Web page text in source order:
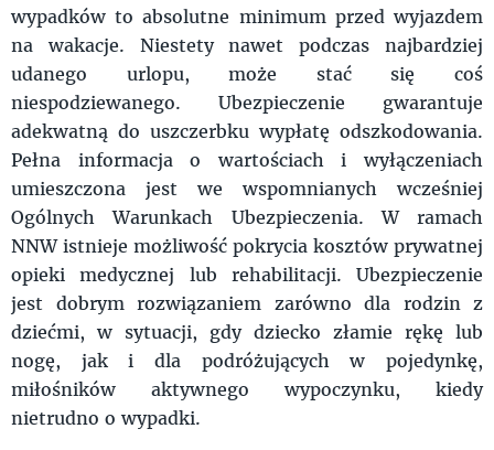
wypadków to absolutne minimum przed wyjazdem
na wakacje. Niestety nawet podczas najbardziej
udanego urlopu, może stać się coś
niespodziewanego. Ubezpieczenie gwarantuje
adekwatną do uszczerbku wypłatę odszkodowania.
Pełna informacja o wartościach i wyłączeniach
umieszczona jest we wspomnianych wcześniej
Ogólnych Warunkach Ubezpieczenia. W ramach
NNW istnieje możliwość pokrycia kosztów prywatnej
opieki medycznej lub rehabilitacji. Ubezpieczenie
jest dobrym rozwiązaniem zarówno dla rodzin z
dziećmi, w sytuacji, gdy dziecko złamie rękę lub
nogę, jak i dla podróżujących w pojedynkę,
miłośników aktywnego wypoczynku, kiedy
nietrudno o wypadki.